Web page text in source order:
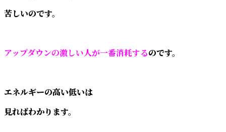
苦しいのです。
アップダウンの激しい人が一番消耗するのです。
エネルギーの高い低いは
見ればわかります。